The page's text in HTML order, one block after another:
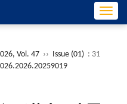
Vol. 47 ›› Issue (01) : 31